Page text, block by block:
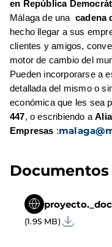
en República
Málaga de una cadena
hecho llegar a sus
clientes y amigos,
motor de cambio del
Pueden incorporarse a
detallada del mismo o
económica que les sea
447, o escribiendo a
Empresas :
Documentos
(1.95 MB)